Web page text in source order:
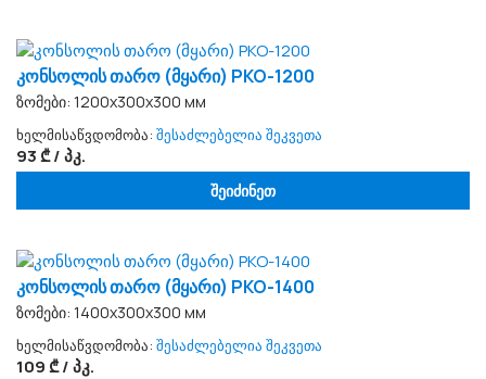
კონსოლის თარო (მყარი) PKO-1200
ზომები: 1200x300x300 мм
ხელმისაწვდომობა: შესაძლებელია შეკვეთა
93 ₾ / პკ.
შეიძინეთ
კონსოლის თარო (მყარი) PKO-1400
ზომები: 1400x300x300 мм
ხელმისაწვდომობა: შესაძლებელია შეკვეთა
109 ₾ / პკ.